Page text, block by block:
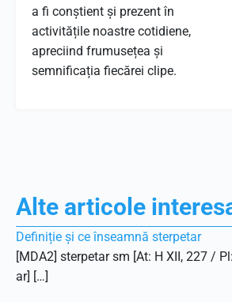
a fi conștient și prezent în
activitățile noastre cotidiene,
apreciind frumusețea și
semnificația fiecărei clipe.
Alte articole
Definiție și ce înseamnă sterpetar
[MDA2] sterpetar sm [At: H XII, 227 /
ar] […]